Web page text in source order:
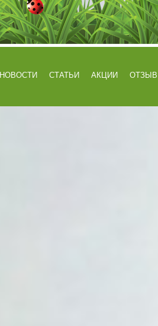
НОВОСТИ СТАТЬИ АКЦИИ